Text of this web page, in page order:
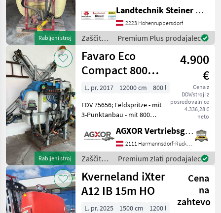
Rabljeni stroj
Rührwerk, 12 Meter
Spritzbalken mechanisch
klappbar, Mechanische
Höhenvers
Landtechnik Steiner GmbH
2223 Hohenruppersdorf
Zaščita
rastlin /
Hardi
Premium Plus prodajalec
Rabljeni stroj
Favaro Eco
Compact 800
12m hydraulisch
4.900
€
Cena z
DDV/stroj iz
posredovalnice
4.336,28 €
neto
L. pr. 2017 12000 cm
800 l
EDV 75656; Feldspritze - mit
3-Punktanbau - mit 800
hydraulisch klappbaren
Spritzgestänge - mit
hydraulischem
Pendelausgleich - mit 4
AGXOR Vertriebsgesellschaft Ost GmbH
2111 Harmannsdorf-Rückersdorf
Zaščita
rastlin /
Favaro
Premium zlati prodajalec
Kverneland iXter
A12 IB 15m HO
Cena
na
zahtevo
L. pr. 2025 1500 cm
1200 l